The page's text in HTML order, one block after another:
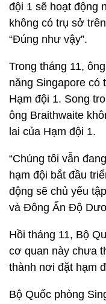
đội 1 sẽ hoạt động
không có trụ sở
“Đúng như vậy”.
Trong tháng 11,
năng Singapore có
Hạm đội 1. Song
ông Braithwaite
lai của Hạm đội 1.
“Chúng tôi vẫn
hạm đội bắt đầu
động sẽ chủ yếu
và Đông Ấn Độ
Hồi tháng 11, Bộ
cơ quan này chưa
thành nơi đặt hạm
Bộ Quốc phòng